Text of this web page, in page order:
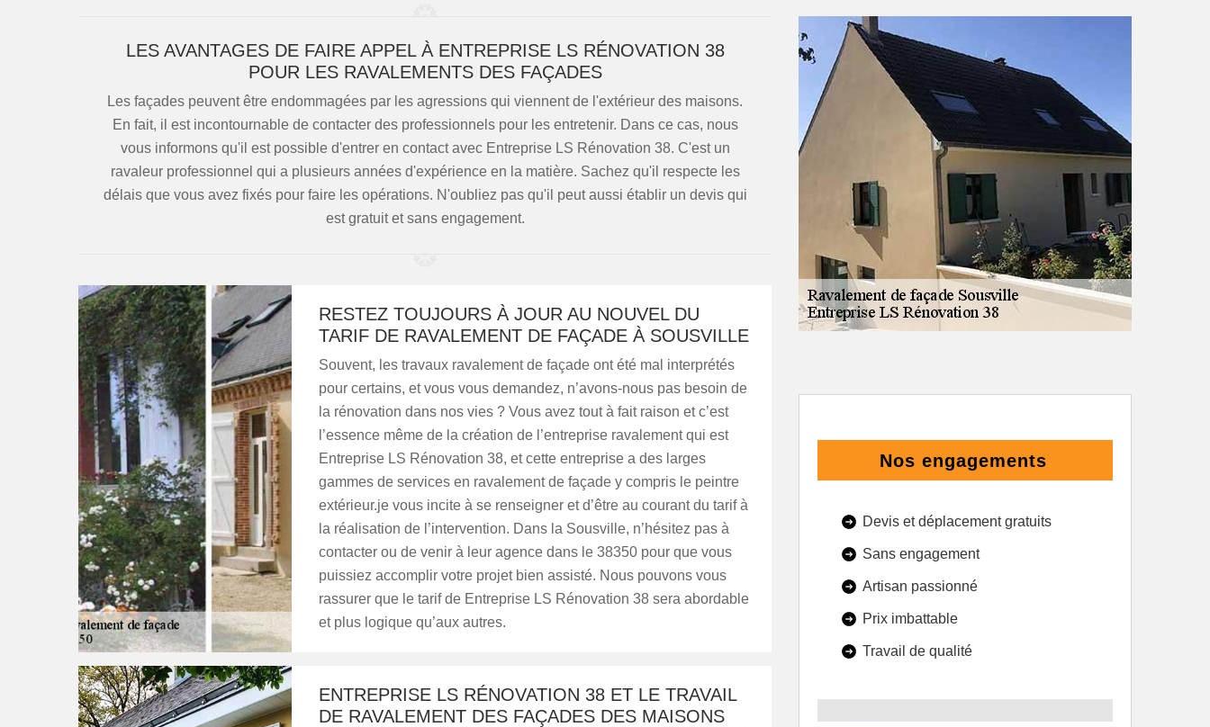
LES AVANTAGES DE FAIRE APPEL À ENTREPRISE LS RÉNOVATION 38
POUR LES RAVALEMENTS DES FAÇADES
Les façades peuvent être endommagées par les agressions qui viennent de l'extérieur des maisons.
En fait, il est incontournable de contacter des professionnels pour les entretenir. Dans ce cas, nous
vous informons qu'il est possible d'entrer en contact avec Entreprise LS Rénovation 38. C'est un
ravaleur professionnel qui a plusieurs années d'expérience en la matière. Sachez qu'il respecte les
délais que vous avez fixés pour faire les opérations. N'oubliez pas qu'il peut aussi établir un devis qui
est gratuit et sans engagement.
RESTEZ TOUJOURS À JOUR AU NOUVEL DU
TARIF DE RAVALEMENT DE FAÇADE À SOUSVILLE
Souvent, les travaux ravalement de façade ont été mal interprétés
pour certains, et vous vous demandez, n’avons-nous pas besoin de
la rénovation dans nos vies ? Vous avez tout à fait raison et c’est
l’essence même de la création de l’entreprise ravalement qui est
Entreprise LS Rénovation 38, et cette entreprise a des larges
gammes de services en ravalement de façade y compris le peintre
extérieur.je vous incite à se renseigner et d’être au courant du tarif à
la réalisation de l’intervention. Dans la Sousville, n’hésitez pas à
contacter ou de venir à leur agence dans le 38350 pour que vous
puissiez accomplir votre projet bien assisté. Nous pouvons vous
rassurer que le tarif de Entreprise LS Rénovation 38 sera abordable
et plus logique qu’aux autres.
ENTREPRISE LS RÉNOVATION 38 ET LE TRAVAIL
DE RAVALEMENT DES FAÇADES DES MAISONS
Nos engagements
Devis et déplacement gratuits
Sans engagement
Artisan passionné
Prix imbattable
Travail de qualité